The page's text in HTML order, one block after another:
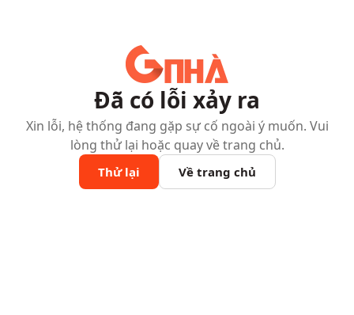
Đã có lỗi xảy ra
Xin lỗi, hệ thống đang gặp sự cố ngoài ý muốn. Vui
lòng thử lại hoặc quay về trang chủ.
Thử lại Về trang chủ